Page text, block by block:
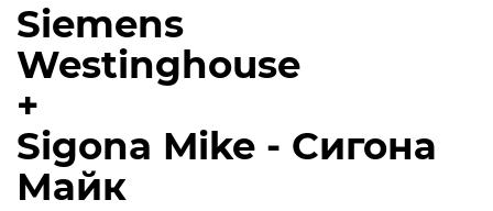
Siemens
Westinghouse
+
Sigona Mike - Сигона
Майк